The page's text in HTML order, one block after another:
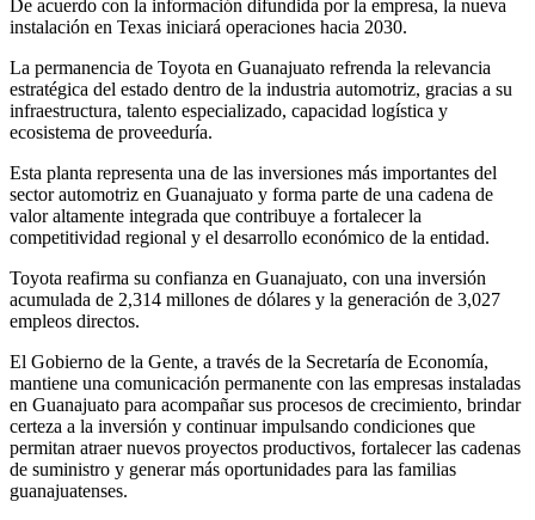
De acuerdo con la información difundida por la empresa, la nueva
instalación en Texas iniciará operaciones hacia 2030.
La permanencia de Toyota en Guanajuato refrenda la relevancia
estratégica del estado dentro de la industria automotriz, gracias a su
infraestructura, talento especializado, capacidad logística y
ecosistema de proveeduría.
Esta planta representa una de las inversiones más importantes del
sector automotriz en Guanajuato y forma parte de una cadena de
valor altamente integrada que contribuye a fortalecer la
competitividad regional y el desarrollo económico de la entidad.
Toyota reafirma su confianza en Guanajuato, con una inversión
acumulada de 2,314 millones de dólares y la generación de 3,027
empleos directos.
El Gobierno de la Gente, a través de la Secretaría de Economía,
mantiene una comunicación permanente con las empresas instaladas
en Guanajuato para acompañar sus procesos de crecimiento, brindar
certeza a la inversión y continuar impulsando condiciones que
permitan atraer nuevos proyectos productivos, fortalecer las cadenas
de suministro y generar más oportunidades para las familias
guanajuatenses.